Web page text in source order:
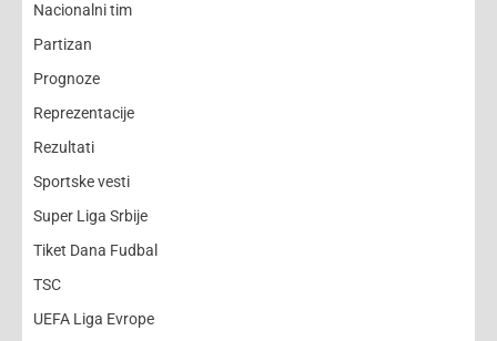
Nacionalni tim
Partizan
Prognoze
Reprezentacije
Rezultati
Sportske vesti
Super Liga Srbije
Tiket Dana Fudbal
TSC
UEFA Liga Evrope